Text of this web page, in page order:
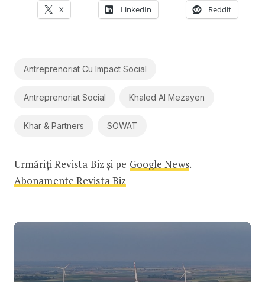
X LinkedIn Reddit
Antreprenoriat Cu Impact Social
Antreprenoriat Social Khaled Al Mezayen
Khar & Partners SOWAT
Urmăriți Revista Biz și pe Google News.
Abonamente Revista Biz